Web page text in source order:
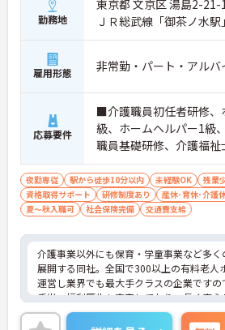
勤務地
東京都 文京区 湯島2-21-
ＪＲ総武線「御茶ノ水
雇用形態 非常勤・パート・アルバ
応募要件
■介護職員初任者研修、
級、ホームヘルパー1級
職員基礎研修、介護福
ちの方 ※資格をお持ち
夜勤専従 駅から徒歩10分以内 未経験OK 残業
資格取得サポート
研修制度あり
産休･育休･介護
夏～秋入職可
社会保険完備 交通費支給
介護事業以外にも保育・学童事業など多く
展開する同社。全国で300以上の有料老人
運営し業界でも最大手クラスの企業ですの
手当、福利厚生も充実しており、長く安心
ていただける環境です。ご興味ある方には
策ポイントなど、さらに詳細をお話しいた